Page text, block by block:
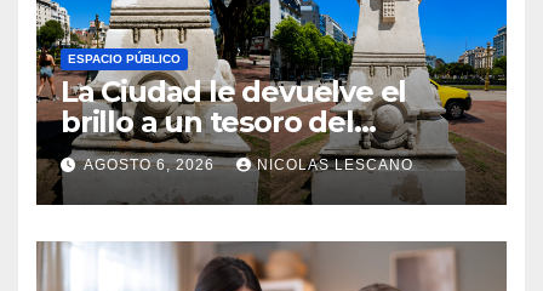
ESPACIO PÚBLICO
La Ciudad le devuelve el
brillo a un tesoro del
Centenario en Plaza del
Congreso
AGOSTO 6, 2026 NICOLAS LESCANO